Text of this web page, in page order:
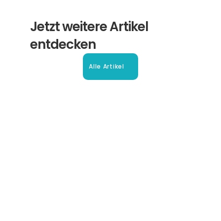
Jetzt weitere Artikel
entdecken
Alle Artikel